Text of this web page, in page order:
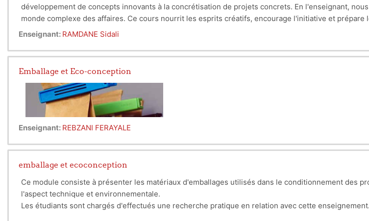
développement de concepts innovants à la concrétisation de projets concrets. En l'enseignant,
monde complexe des affaires. Ce cours nourrit les esprits créatifs, encourage l'initiative et
Enseignant: RAMDANE Sidali
Emballage et Eco-conception
Enseignant: REBZANI FERAYALE
emballage et ecoconception
Ce module consiste à présenter les matériaux d'emballages utilisés dans le conditionnement des
l'aspect technique et environnementale.
Les étudiants sont chargés d'effectués une recherche pratique en relation avec cette enseignement.